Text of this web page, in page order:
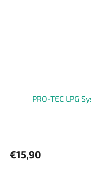
PRO-TEC LPG
€15,90